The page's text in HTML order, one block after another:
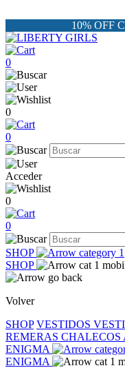
10% OFF
0
0
0
Acceder
0
0
SHOP
SHOP
Volver
SHOP VESTIDOS
REMERAS CHALECOS
ENIGMA
ENIGMA